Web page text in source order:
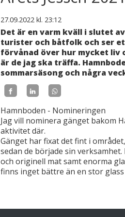
27.09.2022 kl. 23:12
Det är en varm kväll i slutet
turister och båtfolk och ser
förvånad över hur mycket liv
är de jag ska träffa.
sommarsäsong och några
Hamnboden - Nomineringen
Jag vill nominera gänget bakom
aktivitet där.
Gänget har fixat det fint i
sedan de började sin
och originell mat samt enorma
finns inget bättre än en stor